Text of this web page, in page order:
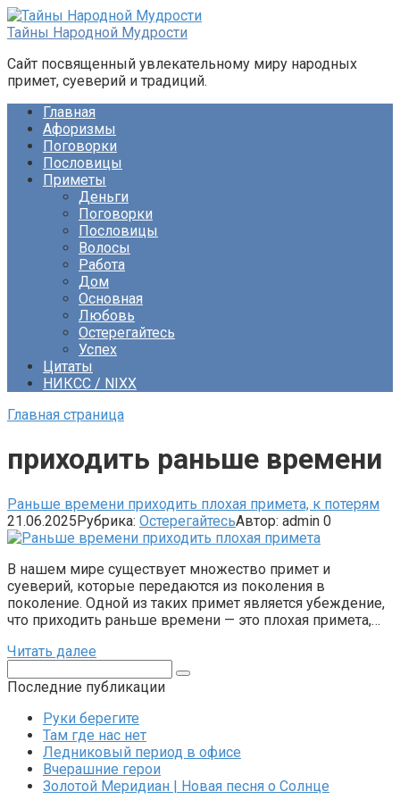
Перейти
к
Тайны Народной Мудрости
Сайт посвященный увлекательному миру народных
примет, суеверий и традиций.
Главная
Афоризмы
Поговорки
Пословицы
Приметы
Деньги
Поговорки
Пословицы
Волосы
Работа
Дом
Основная
Любовь
Остерегайтесь
Успех
Цитаты
НИКСС / NIXX
Главная страница
приходить раньше времени
Раньше времени приходить плохая примета, к потерям
21.06.2025Рубрика: ОстерегайтесьАвтор: admin 0
В нашем мире существует множество примет и
суеверий, которые передаются из поколения в
поколение. Одной из таких примет является убеждение,
что приходить раньше времени — это плохая примета,…
Читать далее
Последние публикации
Руки берегите
Там где нас нет
Ледниковый период в офисе
Вчерашние герои
Золотой Меридиан | Новая песня о Солнце